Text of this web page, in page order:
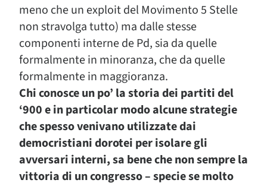
meno che un exploit del Movimento 5 Stelle
non stravolga tutto) ma dalle stesse
componenti interne de Pd, sia da quelle
formalmente in minoranza, che da quelle
formalmente in maggioranza.
Chi conosce un po’ la storia dei partiti del
‘900 e in particolar modo alcune strategie
che spesso venivano utilizzate dai
democristiani dorotei per isolare gli
avversari interni, sa bene che non sempre la
vittoria di un congresso – specie se molto